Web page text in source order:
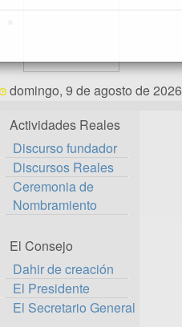
domingo, 9 de agosto de 2026
Actividades Reales
Discurso fundador
Discursos Reales
Ceremonia de
Nombramiento
El Consejo
Dahir de creación
El Presidente
El Secretario General